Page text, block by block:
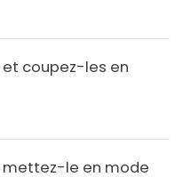
coupez-les en
le en mode